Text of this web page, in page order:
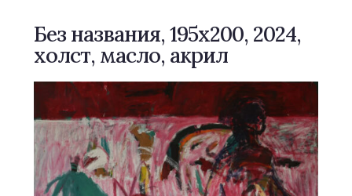
Без названия, 195х200, 2024,
холст, масло, акрил